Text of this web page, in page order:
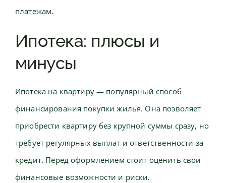
платежам.
Ипотека: плюсы и
минусы
Ипотека на квартиру — популярный способ
финансирования покупки жилья. Она позволяет
приобрести квартиру без крупной суммы сразу, но
требует регулярных выплат и ответственности за
кредит. Перед оформлением стоит оценить свои
финансовые возможности и риски.